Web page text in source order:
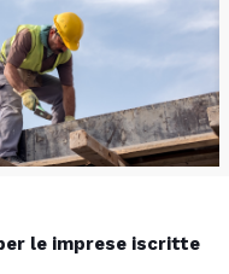
le imprese iscritte